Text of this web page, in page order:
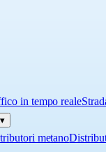
in tempo reale
▾
metano